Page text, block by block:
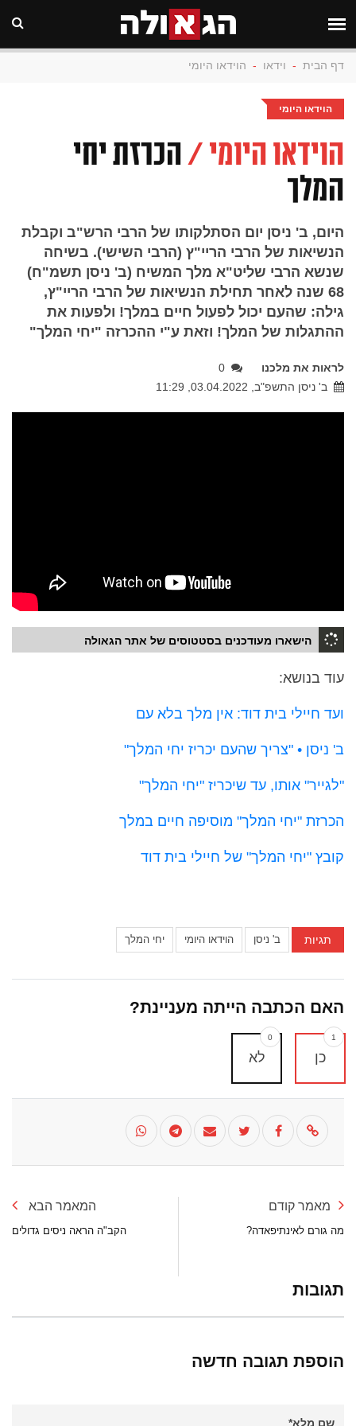
דף הבית - וידאו - הוידאו היומי
הוידאו היומי
הוידאו היומי / הכרזת יחי
המלך
היום, ב' ניסן יום הסתלקותו של הרבי הרש"ב וקבלת
הנשיאות של הרבי הריי"ץ (הרבי השישי). בשיחה
שנשא הרבי שליט"א מלך המשיח (ב' ניסן תשמ"ח)
68 שנה לאחר תחילת הנשיאות של הרבי הריי"ץ,
גילה: שהעם יכול לפעול חיים במלך! ולפעות את
ההתגלות של המלך! וזאת ע"י ההכרזה "יחי המלך"
לראות את מלכנו
0
ב' ניסן התשפ"ב, 03.04.2022, 11:29
הישארו מעודכנים בסטטוסים של אתר הגאולה
עוד בנושא:
ועד חיילי בית דוד: אין מלך בלא עם
ב' ניסן • "צריך שהעם יכריז יחי המלך"
"לגייר" אותו, עד שיכריז "יחי המלך"
הכרזת "יחי המלך" מוסיפה חיים במלך
קובץ "יחי המלך" של חיילי בית דוד
תגיות ב' ניסן הוידאו היומי יחי המלך
האם הכתבה הייתה מעניינת?
כן
1
לא
0
מאמר קודם
מה גורם לאינתיפאדה?
המאמר הבא
הקב"ה הראה ניסים גדולים
תגובות
הוספת תגובה חדשה